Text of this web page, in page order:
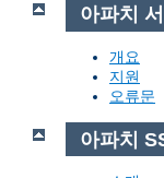
아파치
개요
지원
오류문
아파치